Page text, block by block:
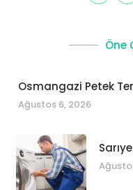
Öne
Osmangazi Petek
Ağustos 6, 2026